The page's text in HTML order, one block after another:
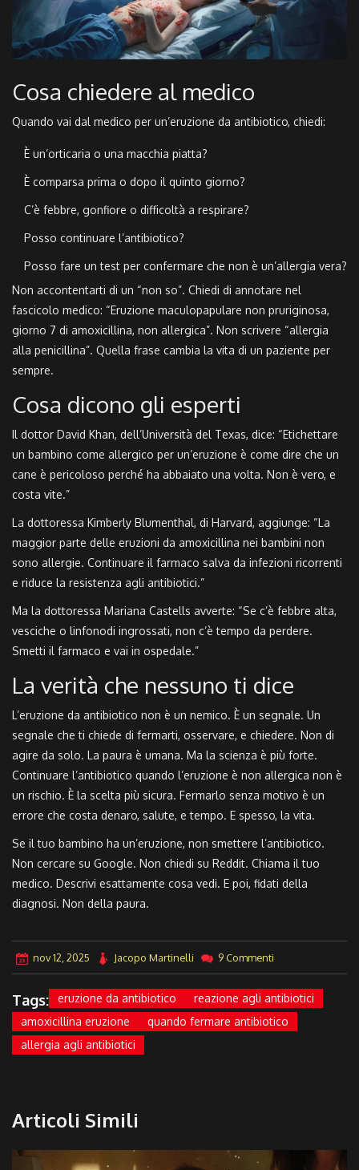
Cosa chiedere al medico
Quando vai dal medico per un’eruzione da antibiotico, chiedi:
È un’orticaria o una macchia piatta?
È comparsa prima o dopo il quinto giorno?
C’è febbre, gonfiore o difficoltà a respirare?
Posso continuare l’antibiotico?
Posso fare un test per confermare che non è un’allergia vera?
Non accontentarti di un “non so”. Chiedi di annotare nel
fascicolo medico: “Eruzione maculopapulare non pruriginosa,
giorno 7 di amoxicillina, non allergica”. Non scrivere “allergia
alla penicillina”. Quella frase cambia la vita di un paziente per
sempre.
Cosa dicono gli esperti
Il dottor David Khan, dell’Università del Texas, dice: “Etichettare
un bambino come allergico per un’eruzione è come dire che un
cane è pericoloso perché ha abbaiato una volta. Non è vero, e
costa vite.”
La dottoressa Kimberly Blumenthal, di Harvard, aggiunge: “La
maggior parte delle eruzioni da amoxicillina nei bambini non
sono allergie. Continuare il farmaco salva da infezioni ricorrenti
e riduce la resistenza agli antibiotici.”
Ma la dottoressa Mariana Castells avverte: “Se c’è febbre alta,
vesciche o linfonodi ingrossati, non c’è tempo da perdere.
Smetti il farmaco e vai in ospedale.”
La verità che nessuno ti dice
L’eruzione da antibiotico non è un nemico. È un segnale. Un
segnale che ti chiede di fermarti, osservare, e chiedere. Non di
agire da solo. La paura è umana. Ma la scienza è più forte.
Continuare l’antibiotico quando l’eruzione è non allergica non è
un rischio. È la scelta più sicura. Fermarlo senza motivo è un
errore che costa denaro, salute, e tempo. E spesso, la vita.
Se il tuo bambino ha un’eruzione, non smettere l’antibiotico.
Non cercare su Google. Non chiedi su Reddit. Chiama il tuo
medico. Descrivi esattamente cosa vedi. E poi, fidati della
diagnosi. Non della paura.
nov 12, 2025 Jacopo Martinelli 9 Commenti
Tags: eruzione da antibiotico
reazione agli antibiotici
amoxicillina eruzione
quando fermare antibiotico
allergia agli antibiotici
Articoli Simili